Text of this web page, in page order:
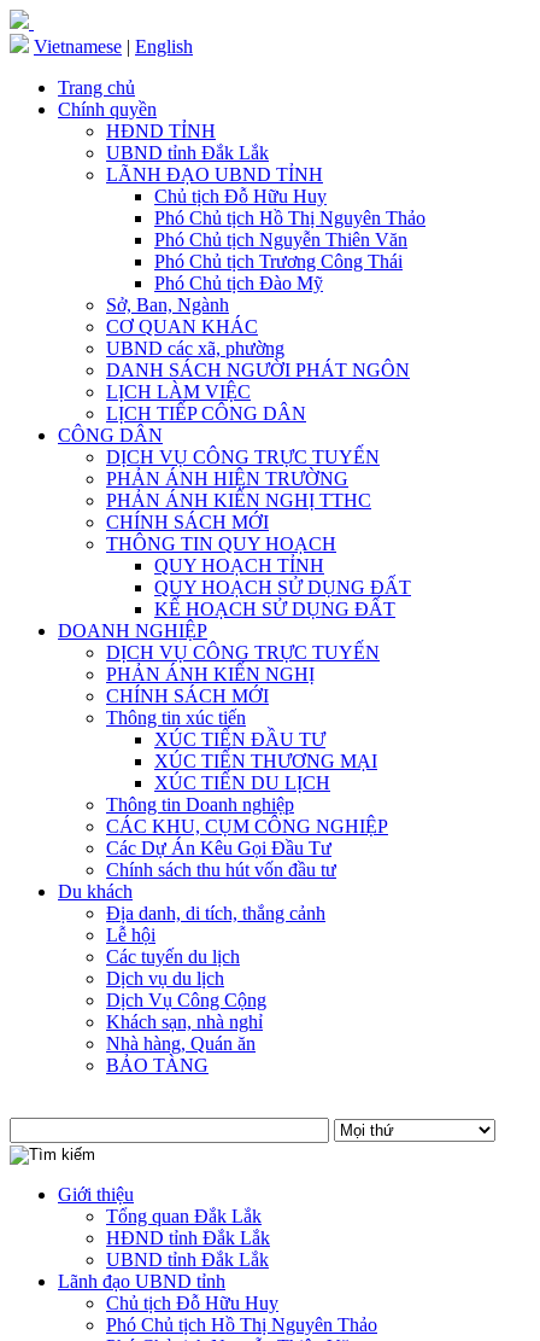
Vietnamese | English
Trang chủ
Chính quyền
HĐND TỈNH
UBND tỉnh Đắk Lắk
LÃNH ĐẠO UBND TỈNH
Chủ tịch Đỗ Hữu Huy
Phó Chủ tịch Hồ Thị Nguyên Thảo
Phó Chủ tịch Nguyễn Thiên Văn
Phó Chủ tịch Trương Công Thái
Phó Chủ tịch Đào Mỹ
Sở, Ban, Ngành
CƠ QUAN KHÁC
UBND các xã, phường
DANH SÁCH NGƯỜI PHÁT NGÔN
LỊCH LÀM VIỆC
LỊCH TIẾP CÔNG DÂN
CÔNG DÂN
DỊCH VỤ CÔNG TRỰC TUYẾN
PHẢN ÁNH HIỆN TRƯỜNG
PHẢN ÁNH KIẾN NGHỊ TTHC
CHÍNH SÁCH MỚI
THÔNG TIN QUY HOẠCH
QUY HOẠCH TỈNH
QUY HOẠCH SỬ DỤNG ĐẤT
KẾ HOẠCH SỬ DỤNG ĐẤT
DOANH NGHIỆP
DỊCH VỤ CÔNG TRỰC TUYẾN
PHẢN ÁNH KIẾN NGHỊ
CHÍNH SÁCH MỚI
Thông tin xúc tiến
XÚC TIẾN ĐẦU TƯ
XÚC TIẾN THƯƠNG MẠI
XÚC TIẾN DU LỊCH
Thông tin Doanh nghiệp
CÁC KHU, CỤM CÔNG NGHIỆP
Các Dự Án Kêu Gọi Đầu Tư
Chính sách thu hút vốn đầu tư
Du khách
Địa danh, di tích, thắng cảnh
Lễ hội
Các tuyến du lịch
Dịch vụ du lịch
Dịch Vụ Công Cộng
Khách sạn, nhà nghỉ
Nhà hàng, Quán ăn
BẢO TÀNG
Giới thiệu
Tổng quan Đắk Lắk
HĐND tỉnh Đắk Lắk
UBND tỉnh Đắk Lắk
Lãnh đạo UBND tỉnh
Chủ tịch Đỗ Hữu Huy
Phó Chủ tịch Hồ Thị Nguyên Thảo